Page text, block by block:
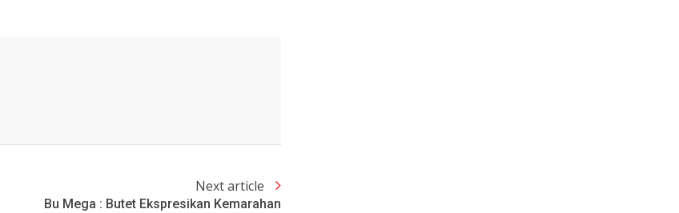
Next article
Bu Mega : Butet Ekspresikan Kemarahan